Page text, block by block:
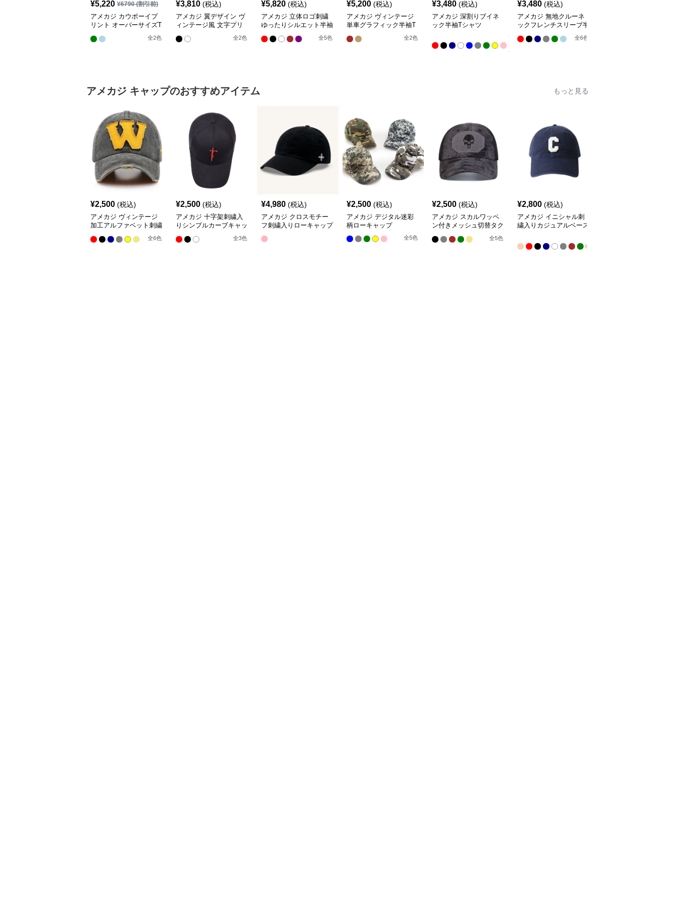
¥5,220 ¥6790(割引前)
アメカジ カウボーイプ
リント オーバーサイズT
全2色
¥3,810 (税込)
アメカジ 翼デザイン ヴ
ィンテージ風 文字プリ
全2色
¥5,820 (税込)
アメカジ 立体ロゴ刺繍
ゆったりシルエット半袖
全5色
¥5,200 (税込)
アメカジ ヴィンテージ
単車グラフィック半袖T
全2色
¥3,480 (税込)
アメカジ 深割りブイネ
ック半袖Tシャツ
全
色
¥3,480 (税込)
アメカジ 無地クルーネ
ックフレンチスリーブ半
全6色
アメカジ キャップのおすすめアイテム もっと見る
¥2,500 (税込)
アメカジ ヴィンテージ
加工アルファベット刺繍
全6色
¥2,500 (税込)
アメカジ 十字架刺繍入
りシンプルカーブキャッ
全3色
¥4,980 (税込)
アメカジ クロスモチー
フ刺繍入りローキャップ
¥2,500 (税込)
アメカジ デジタル迷彩
柄ローキャップ
全5色
¥2,500 (税込)
アメカジ スカルワッペ
ン付きメッシュ切替タク
全5色
¥2,800 (税込)
アメカジ イニシャル刺
繍入りカジュアルベース